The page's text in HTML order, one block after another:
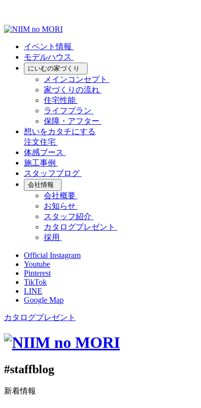
イベント情報
モデルハウス
にいむの家づくり
メインコンセプト
家づくりの流れ
住宅性能
ライフプラン
保障・アフター
想いをカタチにする
注文住宅
体感ブース
施工事例
スタッフブログ
会社情報
会社概要
お知らせ
スタッフ紹介
カタログプレゼント
採用
Official Instagram
Youtube
Pinterest
TikTok
LINE
Google Map
カタログプレゼント
#staffblog
新着情報